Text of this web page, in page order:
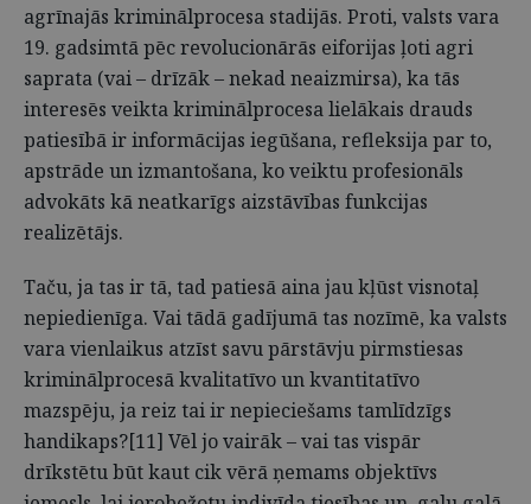
agrīnajās kriminālprocesa stadijās. Proti, valsts vara
19. gadsimtā pēc revolucionārās eiforijas ļoti agri
saprata (vai – drīzāk – nekad neaizmirsa), ka tās
interesēs veikta kriminālprocesa lielākais drauds
patiesībā ir informācijas iegūšana, refleksija par to,
apstrāde un izmantošana, ko veiktu profesionāls
advokāts kā neatkarīgs aizstāvības funkcijas
realizētājs.
Taču, ja tas ir tā, tad patiesā aina jau kļūst visnotaļ
nepiedienīga. Vai tādā gadījumā tas nozīmē, ka valsts
vara vienlaikus atzīst savu pārstāvju pirmstiesas
kriminālprocesā kvalitatīvo un kvantitatīvo
mazspēju, ja reiz tai ir nepieciešams tamlīdzīgs
handikaps?[11] Vēl jo vairāk – vai tas vispār
drīkstētu būt kaut cik vērā ņemams objektīvs